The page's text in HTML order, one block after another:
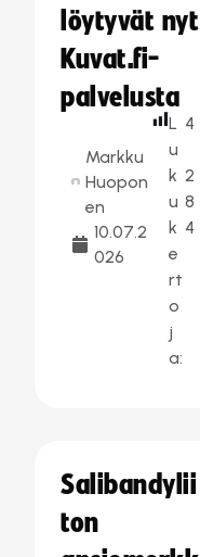
löytyvät nyt
Kuvat.fi-
palvelusta
Markku
Huopon
en
10.07.2
026
L
u
k
u
k
e
rt
o
j
a:
4
2
8
4
Salibandylii
ton